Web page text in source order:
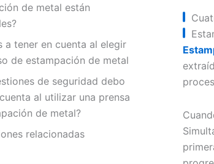
de metal están
a tener en cuenta al elegir
de estampación de metal
de seguridad debo
al utilizar una prensa
de metal?
relacionadas